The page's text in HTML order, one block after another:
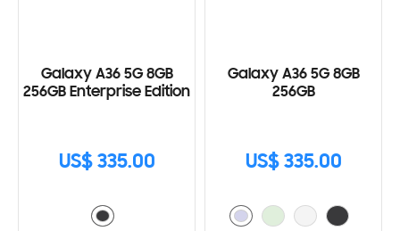
Galaxy A36 5G 8GB
256GB Enterprise Edition
US$ 335.00
Galaxy A36 5G 8GB
256GB
US$ 335.00